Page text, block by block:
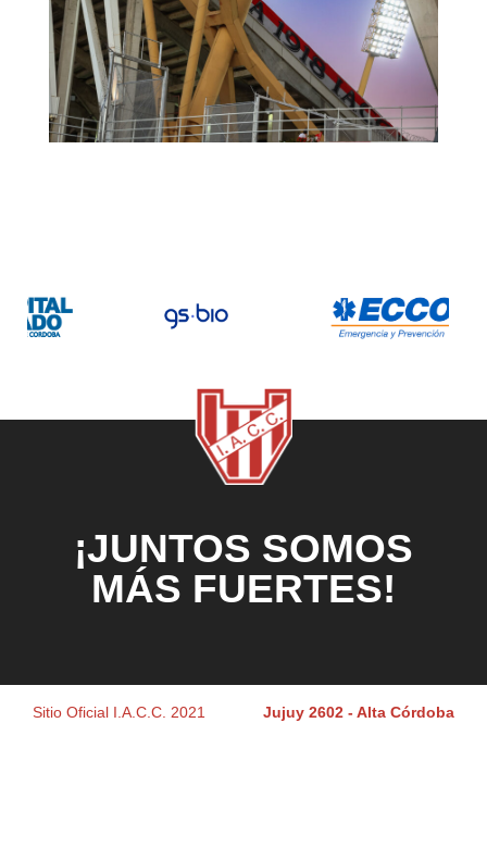
¡JUNTOS SOMOS
MÁS FUERTES!
Sitio Oficial I.A.C.C. 2021 Jujuy 2602 - Alta Córdoba